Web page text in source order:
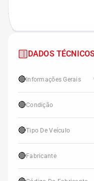
DADOS
🔴 Informações Gerais
🔴Condição
🔴Tipo De Veículo
🔴 Fabricante